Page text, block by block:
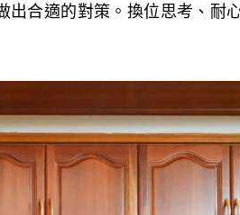
合適的對策。換位思考、耐